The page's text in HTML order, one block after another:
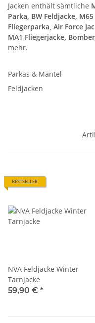
Jacken enthält sämtliche
Parka, BW Feldjacke,
Fliegerparka, Air Force
MA1 Fliegerjacke,
mehr.
Parkas & Mäntel
Feldjacken
BESTSELLER
NVA Feldjacke Winter
Tarnjacke
59,90 € *